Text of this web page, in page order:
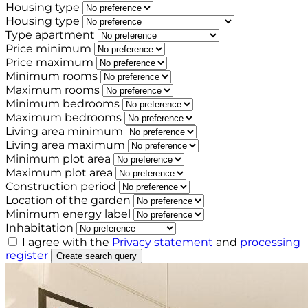
Housing type
Housing type
Type apartment
Price minimum
Price maximum
Minimum rooms
Maximum rooms
Minimum bedrooms
Maximum bedrooms
Living area minimum
Living area maximum
Minimum plot area
Maximum plot area
Construction period
Location of the garden
Minimum energy label
Inhabitation
I agree with the Privacy statement and processing
register
Create search query